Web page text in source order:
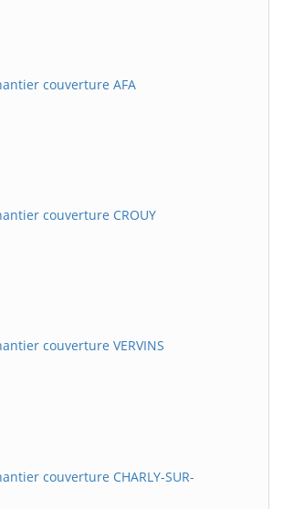
couverture AFA
couverture CROUY
couverture VERVINS
couverture CHARLY-SUR-